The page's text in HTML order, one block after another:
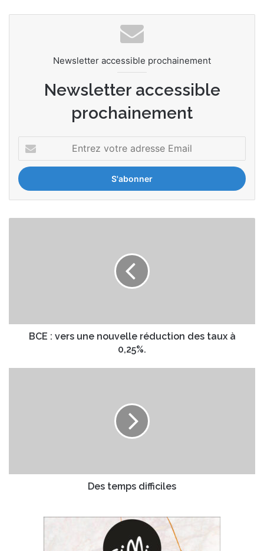
Newsletter accessible prochainement
Newsletter accessible
prochainement
votre
adresse
Email
à
0,25%.BCE : vers une nouvelle réduction des taux à
0,25%.
Des temps difficiles